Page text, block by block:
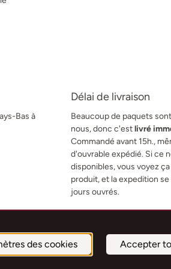
Bas à
Délai de livraison
Beaucoup de paquets
nous, donc c'estlivré
Commandé avant 15h.,
d'ouvrable expédié. Si ce
disponibles, vous voyez
produit, et la expedition
jours ouvrés.
des cookies Accepter